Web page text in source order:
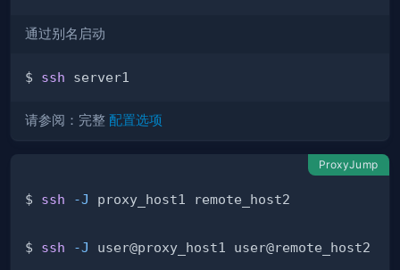
通过别名启动
$ ssh
请参阅：完整 配置选项
ProxyJump
$ ssh -J
$ ssh -J